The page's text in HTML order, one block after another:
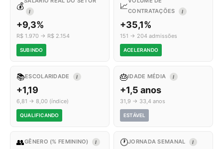
💰
I
+9,3%
R$ 1.970 → R$ 2.154
SUBINDO
📈CONTRATAÇÕES
I
+35,1%
151 → 204 admissões
ACELERANDO
📚ESCOLARIDADE I
+1,19
6,81 → 8,00 (índice)
QUALIFICANDO
🎂IDADE MÉDIA I
+1,5 anos
31,9 → 33,4 anos
ESTÁVEL
👥GÊNERO (% FEMININO) I 🕐JORNADA SEMANAL I